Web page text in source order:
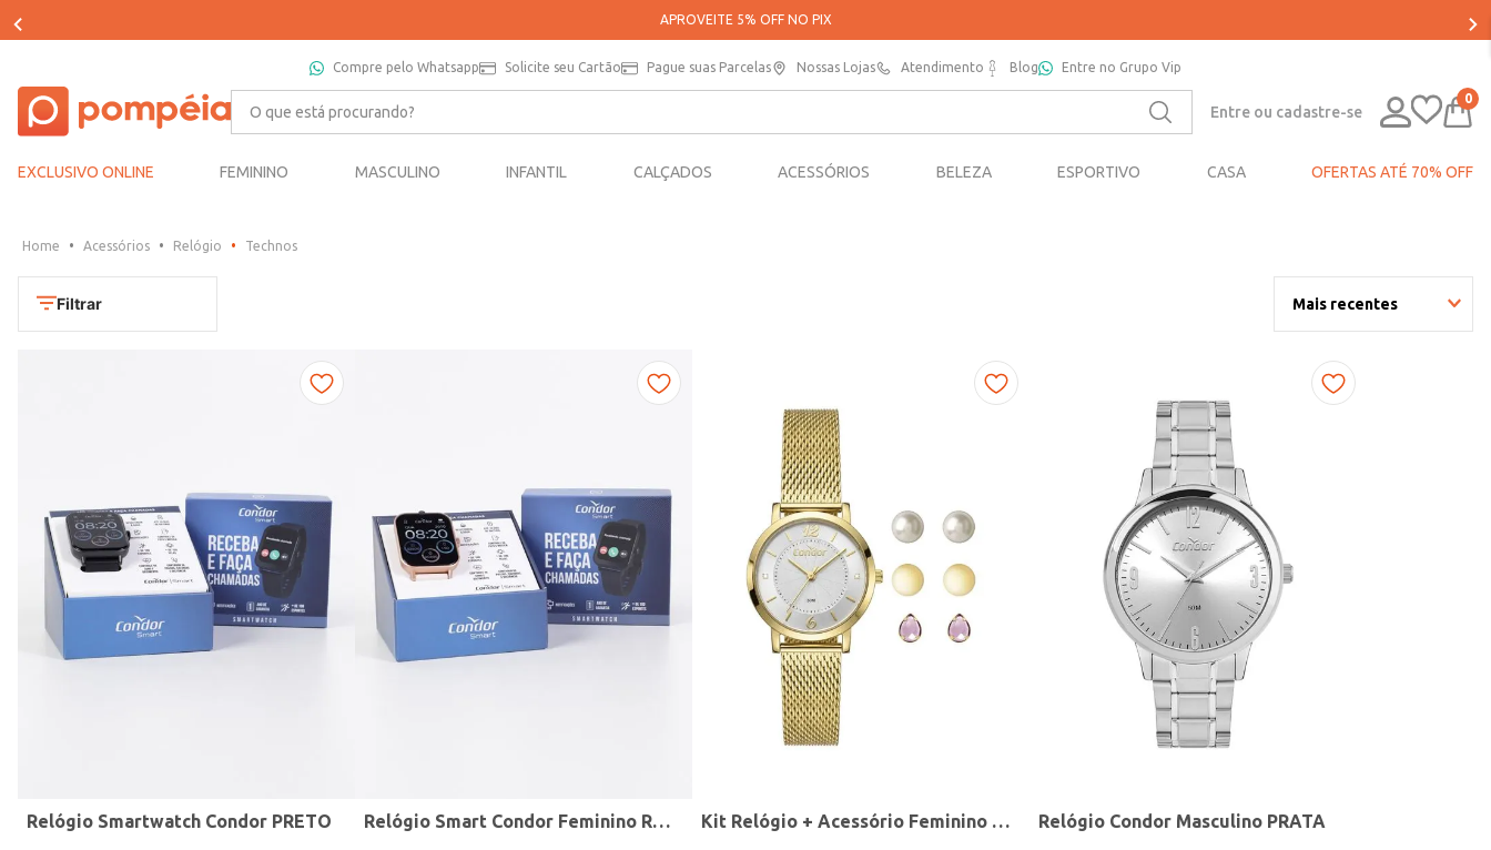
PARCELE SUAS COMPRAS EM ATÉ 5X SEM JUROS*
Compre pelo Whatsapp Solicite seu Cartão Pague suas Parcelas Nossas Lojas Atendimento Blog Entre no Grupo Vip
O que está procurando?
Entre ou cadastre-se
0
EXCLUSIVO ONLINE FEMININO MASCULINO INFANTIL CALÇADOS ACESSÓRIOS BELEZA ESPORTIVO CASA OFERTAS ATÉ 70% OFF
Acessórios Relógio Technos
Filtrar Mais recentes
UN
Mormaii
Casio
Gang
Preto
Rose
Vermelho
Estilo
Relógio Smartwatch Condor PRETO Relógio Smart Condor Feminino ROSE Kit Relógio + Acessório Feminino DOURADO Relógio Condor Masculino PRATA